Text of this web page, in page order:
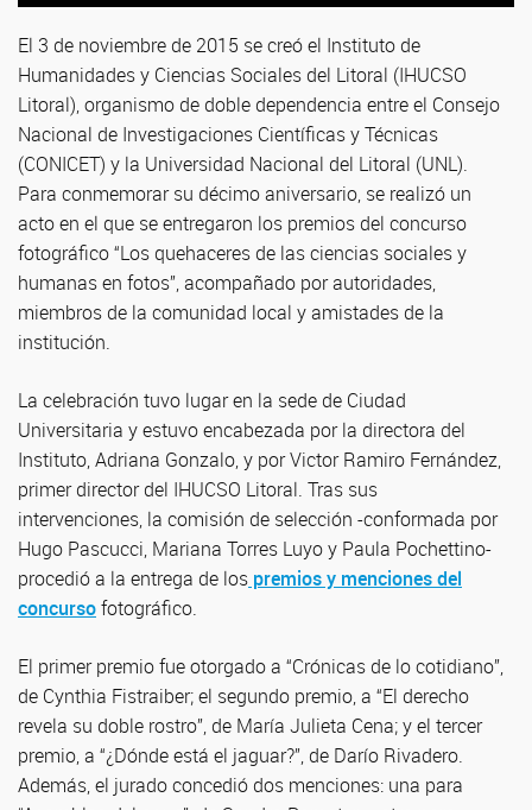
El 3 de noviembre de 2015 se creó el Instituto de
Humanidades y Ciencias Sociales del Litoral (IHUCSO
Litoral), organismo de doble dependencia entre el Consejo
Nacional de Investigaciones Científicas y Técnicas
(CONICET) y la Universidad Nacional del Litoral (UNL).
Para conmemorar su décimo aniversario, se realizó un
acto en el que se entregaron los premios del concurso
fotográfico “Los quehaceres de las ciencias sociales y
humanas en fotos”, acompañado por autoridades,
miembros de la comunidad local y amistades de la
institución.
La celebración tuvo lugar en la sede de Ciudad
Universitaria y estuvo encabezada por la directora del
Instituto, Adriana Gonzalo, y por Victor Ramiro Fernández,
primer director del IHUCSO Litoral. Tras sus
intervenciones, la comisión de selección -conformada por
Hugo Pascucci, Mariana Torres Luyo y Paula Pochettino-
procedió a la entrega de los premios y menciones del
concursofotográfico.
El primer premio fue otorgado a “Crónicas de lo cotidiano”,
de Cynthia Fistraiber; el segundo premio, a “El derecho
revela su doble rostro”, de María Julieta Cena; y el tercer
premio, a “¿Dónde está el jaguar?”, de Darío Rivadero.
Además, el jurado concedió dos menciones: una para